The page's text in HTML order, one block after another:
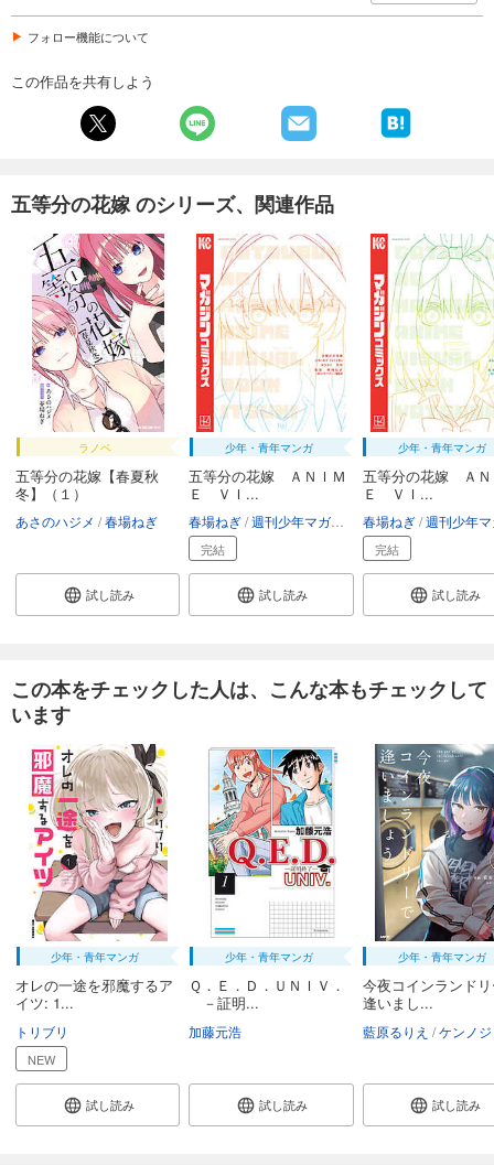
フォロー機能について
この作品を共有しよう
五等分の花嫁 のシリーズ、関連作品
ラノベ
五等分の花嫁【春夏秋
冬】（１）
あさのハジメ 春場ねぎ
試し読み
少年・青年マンガ
五等分の花嫁 ＡＮＩＭ
Ｅ ＶＩ...
春場ねぎ 週刊少年マガジン編集部
完結
試し読み
少年・青年マンガ
五等分の花嫁 ＡＮ
Ｅ ＶＩ...
春場ねぎ 週刊少年マガジン編
完結
試し読み
この本をチェックした人は、こんな本もチェックして
います
少年・青年マンガ
オレの一途を邪魔するア
イツ: 1...
トリブリ
NEW
試し読み
少年・青年マンガ
Ｑ．Ｅ．Ｄ．ＵＮＩＶ．
－証明...
加藤元浩
試し読み
少年・青年マンガ
今夜コインランド
逢いまし...
藍原るりえ ケンノジ
試し読み